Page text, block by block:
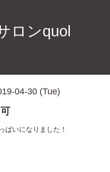
ロンquol
04-30 (Tue)
ぱいになりました！